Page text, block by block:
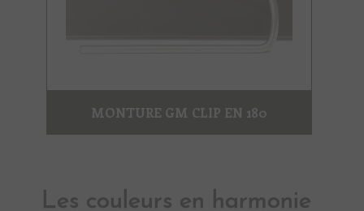
MONTURE GM CLIP EN 180
Les couleurs en harmonie